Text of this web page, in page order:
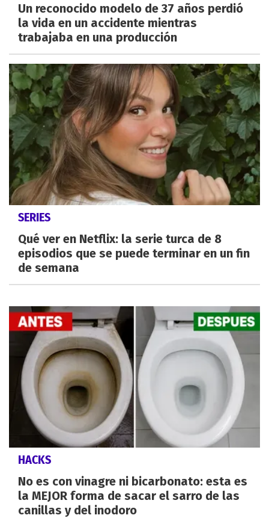
Un reconocido modelo de 37 años perdió
la vida en un accidente mientras
trabajaba en una producción
SERIES
Qué ver en Netflix: la serie turca de 8
episodios que se puede terminar en un fin
de semana
HACKS
No es con vinagre ni bicarbonato: esta es
la MEJOR forma de sacar el sarro de las
canillas y del inodoro